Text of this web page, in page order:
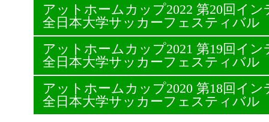
アットホームカップ2022 第20回イ
全日本大学サッカーフェスティバル
アットホームカップ2021 第19回イ
全日本大学サッカーフェスティバル
アットホームカップ2020 第18回イ
全日本大学サッカーフェスティバル